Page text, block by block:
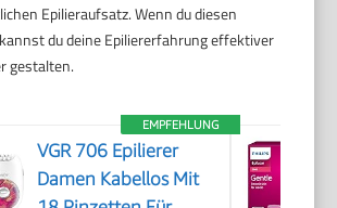
Epilieraufsatz. Wenn du diesen
du deine Epiliererfahrung effektiver
gestalten.
EMPFEHLUNG
VGR 706 Epilierer
Damen Kabellos Mit